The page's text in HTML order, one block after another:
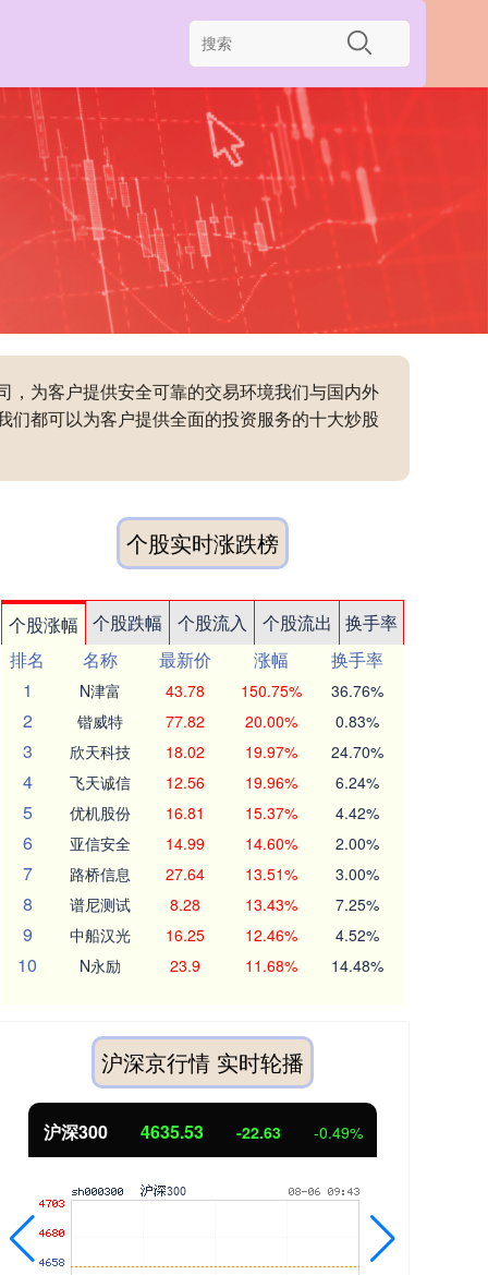
，为客户提供安全可靠的交易环境我们与国内外
都可以为客户提供全面的投资服务的十大炒股
个股实时涨跌榜
个股涨幅 个股跌幅 个股流入 个股流出
换手率
排名
名称 最新价 涨幅
换手率
1
N津富 43.78 150.75% 36.76%
2 锴威特 77.82 20.00% 0.83%
3 欣天科技 18.02 19.97% 24.70%
4 飞天诚信 12.56 19.96% 6.24%
5 优机股份 16.81 15.37% 4.42%
6 亚信安全 14.99 14.60% 2.00%
7 路桥信息 27.64 13.51% 3.00%
8 谱尼测试 8.28 13.43% 7.25%
9 中船汉光 16.25 12.46% 4.52%
10 N永励 23.9 11.68% 14.48%
沪深京行情 实时轮播
4635.53 -22.63 -0.49%